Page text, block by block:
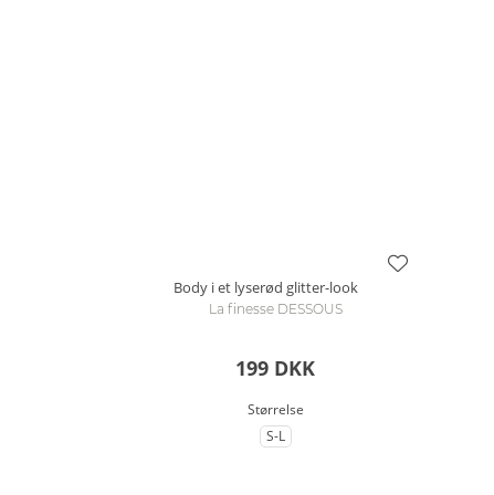
Body i et lyserød glitter-look
La finesse DESSOUS
199 DKK
Størrelse
til Størrelse
S-L